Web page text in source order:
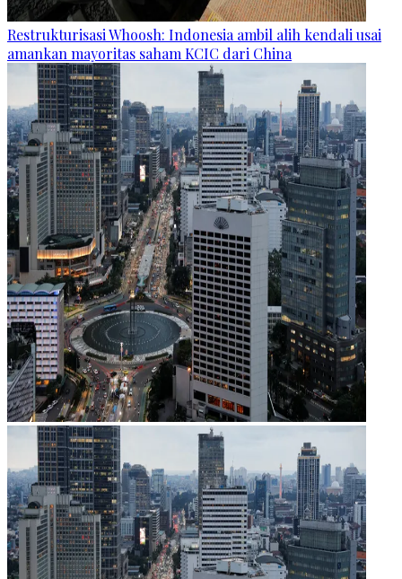
Restrukturisasi Whoosh: Indonesia ambil alih kendali usai
amankan mayoritas saham KCIC dari China